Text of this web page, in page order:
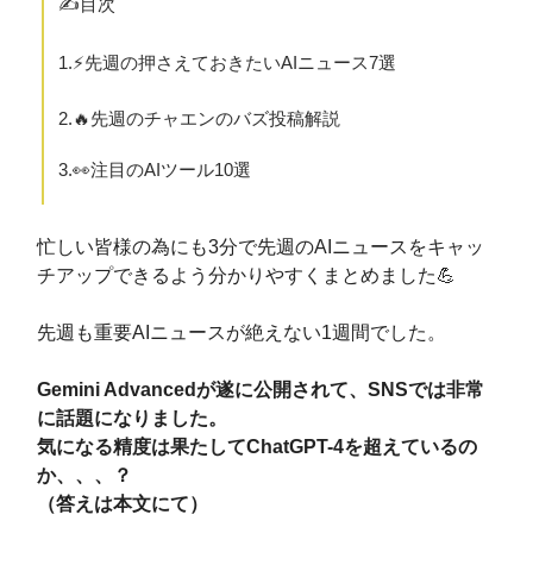
1.⚡️先週の押さえておきたいAIニュース7選
2.🔥先週のチャエンのバズ投稿解説
3.👀注目のAIツール10選
忙しい皆様の為にも3分で先週のAIニュースをキャッ
チアップできるよう分かりやすくまとめました💪
先週も重要AIニュースが絶えない1週間でした。
Gemini Advancedが遂に公開されて、SNSでは非常
に話題になりました。
気になる精度は果たしてChatGPT-4を超えているの
か、、、？
（答えは本文にて）